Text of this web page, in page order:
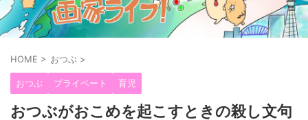
HOME > おつぶ >
おつぶ プライベート 育児
おつぶがおこめを起こすときの殺し文句